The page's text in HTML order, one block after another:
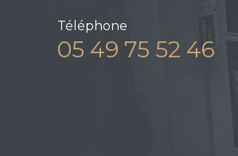
Téléphone
05 49 75 52 46